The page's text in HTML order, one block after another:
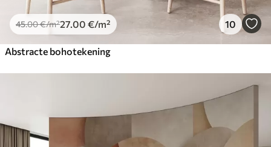
45.00€/m²27 .00 €/m² 10
Abstracte bohotekening